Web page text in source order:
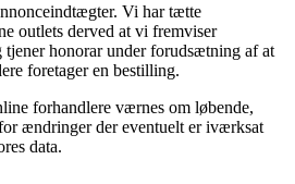
Vi har tætte
outlets derved at vi fremviser
honorar under forudsætning af at
foretager en bestilling.
forhandlere værnes om løbende,
ændringer der eventuelt er iværksat
data.